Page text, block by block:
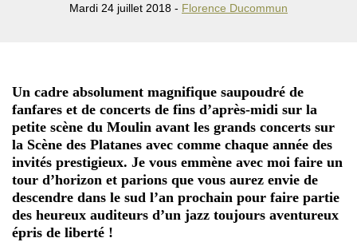
Mardi 24 juillet 2018 - Florence Ducommun
Un cadre absolument magnifique saupoudré de
fanfares et de concerts de fins d’après-midi sur la
petite scène du Moulin avant les grands concerts sur
la Scène des Platanes avec comme chaque année des
invités prestigieux. Je vous emmène avec moi faire un
tour d’horizon et parions que vous aurez envie de
descendre dans le sud l’an prochain pour faire partie
des heureux auditeurs d’un jazz toujours aventureux
épris de liberté !